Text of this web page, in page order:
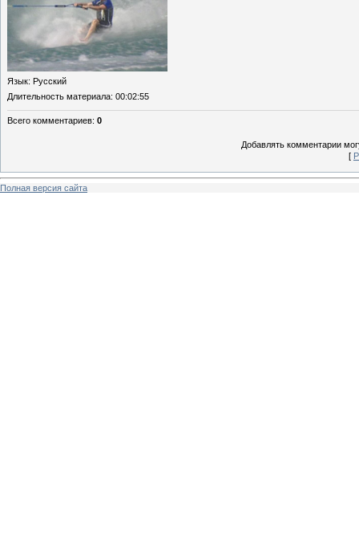
Язык: Русский
Длительность материала: 00:02:55
Всего комментариев: 0
Добавлять комментарии
[
Полная версия сайта